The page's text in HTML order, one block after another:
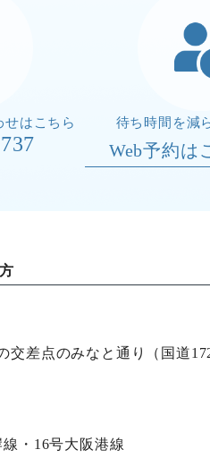
せはこちら 待ち時間を減
Web予約は
交差点のみなと通り（国道
・16号大阪港線